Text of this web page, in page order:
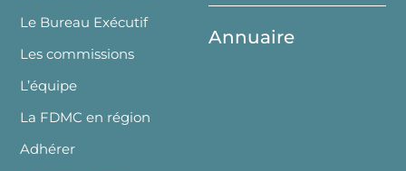
Le Bureau Exécutif
Les commissions
L’équipe
La FDMC en région
Adhérer
Annuaire